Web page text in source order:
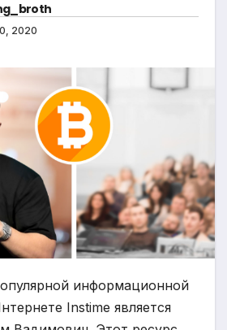
2020
информационной
Instime является